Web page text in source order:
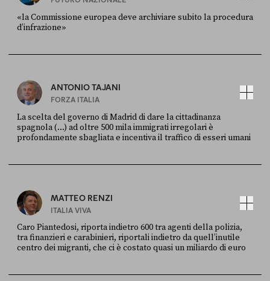
«la Commissione europea deve archiviare subito la procedura
d’infrazione»
ANTONIO TAJANI
FORZA ITALIA
La scelta del governo di Madrid di dare la cittadinanza
spagnola (...) ad oltre 500 mila immigrati irregolari è
profondamente sbagliata e incentiva il traffico di esseri umani
MATTEO RENZI
ITALIA VIVA
Caro Piantedosi, riporta indietro 600 tra agenti della polizia,
tra finanzieri e carabinieri, riportali indietro da quell’inutile
centro dei migranti, che ci è costato quasi un miliardo di euro